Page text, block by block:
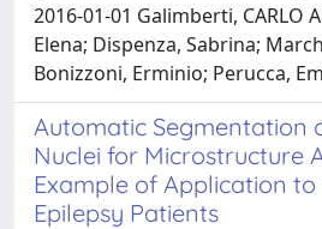
2016-01-01 Galimberti, CARLO
Elena; Dispenza, Sabrina;
Bonizzoni, Erminio; Perucca,
Automatic Segmentation
Nuclei for Microstructure
Example of Application
Epilepsy Patients